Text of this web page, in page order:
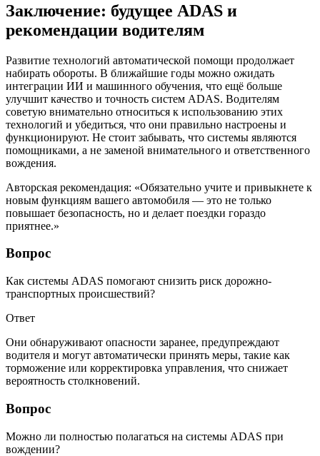
Заключение: будущее ADAS и
рекомендации водителям
Развитие технологий автоматической помощи продолжает
набирать обороты. В ближайшие годы можно ожидать
интеграции ИИ и машинного обучения, что ещё больше
улучшит качество и точность систем ADAS. Водителям
советую внимательно относиться к использованию этих
технологий и убедиться, что они правильно настроены и
функционируют. Не стоит забывать, что системы являются
помощниками, а не заменой внимательного и ответственного
вождения.
Авторская рекомендация: «Обязательно учите и привыкнете к
новым функциям вашего автомобиля — это не только
повышает безопасность, но и делает поездки гораздо
приятнее.»
Вопрос
Как системы ADAS помогают снизить риск дорожно-
транспортных происшествий?
Ответ
Они обнаруживают опасности заранее, предупреждают
водителя и могут автоматически принять меры, такие как
торможение или корректировка управления, что снижает
вероятность столкновений.
Вопрос
Можно ли полностью полагаться на системы ADAS при
вождении?